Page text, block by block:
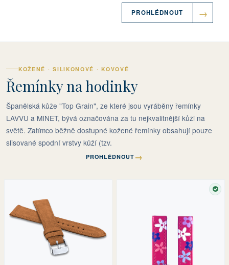
PROHLÉDNOUT
KOŽENÉ · SILIKONOVÉ · KOVOVÉ
Řemínky na hodinky
Španělská kůže "Top Grain", ze které jsou vyráběny řemínky
LAVVU a MINET, bývá označována za tu nejkvalitnější kůži na
světě. Zatímco běžně dostupné kožené řemínky obsahují pouze
slisované spodní vrstvy kůží (tzv.
PROHLÉDNOUT →